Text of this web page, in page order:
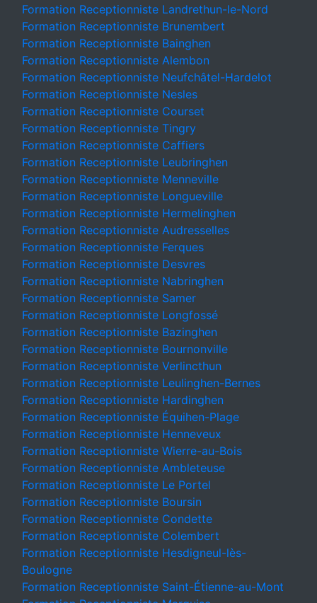
Formation Receptionniste Landrethun-le-Nord
Formation Receptionniste Brunembert
Formation Receptionniste Bainghen
Formation Receptionniste Alembon
Formation Receptionniste Neufchâtel-Hardelot
Formation Receptionniste Nesles
Formation Receptionniste Courset
Formation Receptionniste Tingry
Formation Receptionniste Caffiers
Formation Receptionniste Leubringhen
Formation Receptionniste Menneville
Formation Receptionniste Longueville
Formation Receptionniste Hermelinghen
Formation Receptionniste Audresselles
Formation Receptionniste Ferques
Formation Receptionniste Desvres
Formation Receptionniste Nabringhen
Formation Receptionniste Samer
Formation Receptionniste Longfossé
Formation Receptionniste Bazinghen
Formation Receptionniste Bournonville
Formation Receptionniste Verlincthun
Formation Receptionniste Leulinghen-Bernes
Formation Receptionniste Hardinghen
Formation Receptionniste Équihen-Plage
Formation Receptionniste Henneveux
Formation Receptionniste Wierre-au-Bois
Formation Receptionniste Ambleteuse
Formation Receptionniste Le Portel
Formation Receptionniste Boursin
Formation Receptionniste Condette
Formation Receptionniste Colembert
Formation Receptionniste Hesdigneul-lès-
Boulogne
Formation Receptionniste Saint-Étienne-au-Mont